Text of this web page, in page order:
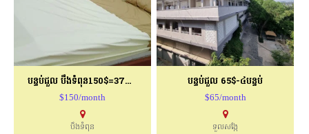
បន្ទប់ជួល បឹងទំពុន150$=37m2
$150/month
បឹងទំពុន
បន្ទប់ជួល 65$-៤បន្ទប់
$65/month
ទួលសង្កែ